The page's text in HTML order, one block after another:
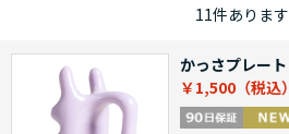
11件あります
かっさプレート
￥1,500